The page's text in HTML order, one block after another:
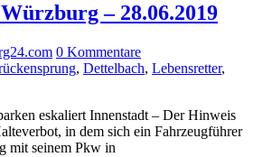
– 28.06.2019
0 Kommentare
, Dettelbach, Lebensretter,
eskaliert Innenstadt – Der Hinweis
in dem sich ein Fahrzeugführer
mit seinem Pkw in